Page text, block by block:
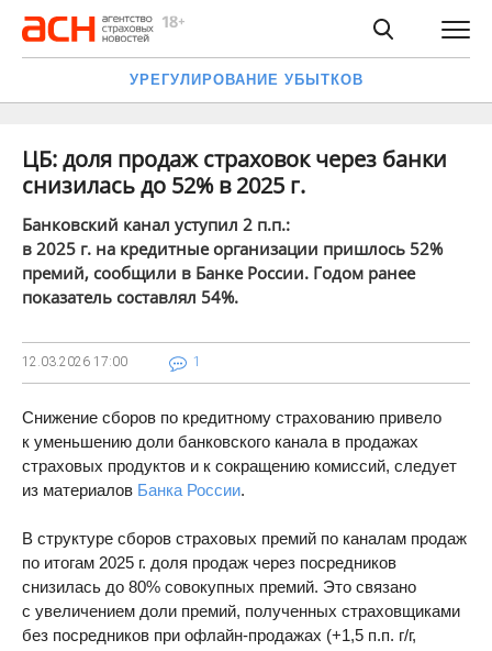
УРЕГУЛИРОВАНИЕ УБЫТКОВ
ЦБ: доля продаж страховок через банки
снизилась до 52% в 2025 г.
Банковский канал уступил 2 п.п.:
в 2025 г. на кредитные организации пришлось 52%
премий, сообщили в Банке России. Годом ранее
показатель составлял 54%.
12.03.2026 17:00 1
Снижение сборов по кредитному страхованию привело
к уменьшению доли банковского канала в продажах
страховых продуктов и к сокращению комиссий, следует
из материалов Банка России.
В структуре сборов страховых премий по каналам продаж
по итогам 2025 г. доля продаж через посредников
снизилась до 80% совокупных премий. Это связано
с увеличением доли премий, полученных страховщиками
без посредников при офлайн-продажах (+1,5 п.п. г/г,